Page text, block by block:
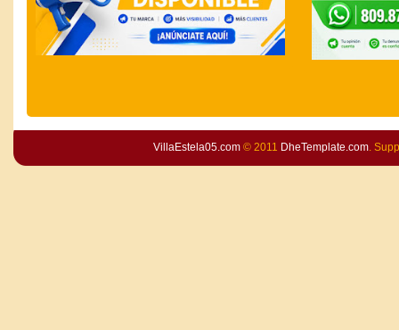
VillaEstela05.com© 2011 DheTemplate.com.